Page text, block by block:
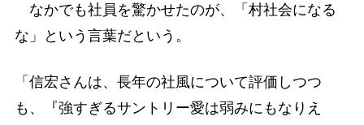
なかでも社員を驚かせたのが、「村社会になる
な」という言葉だという。
「信宏さんは、長年の社風について評価しつつ
も、『強すぎるサントリー愛は弱みにもなりえ